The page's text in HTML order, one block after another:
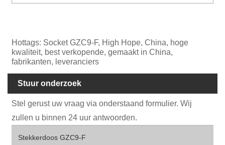
Hottags: Socket GZC9-F, High Hope, China, hoge
kwaliteit, best verkopende, gemaakt in China,
fabrikanten, leveranciers
Stuur onderzoek
Stel gerust uw vraag via onderstaand formulier. Wij
zullen u binnen 24 uur antwoorden.